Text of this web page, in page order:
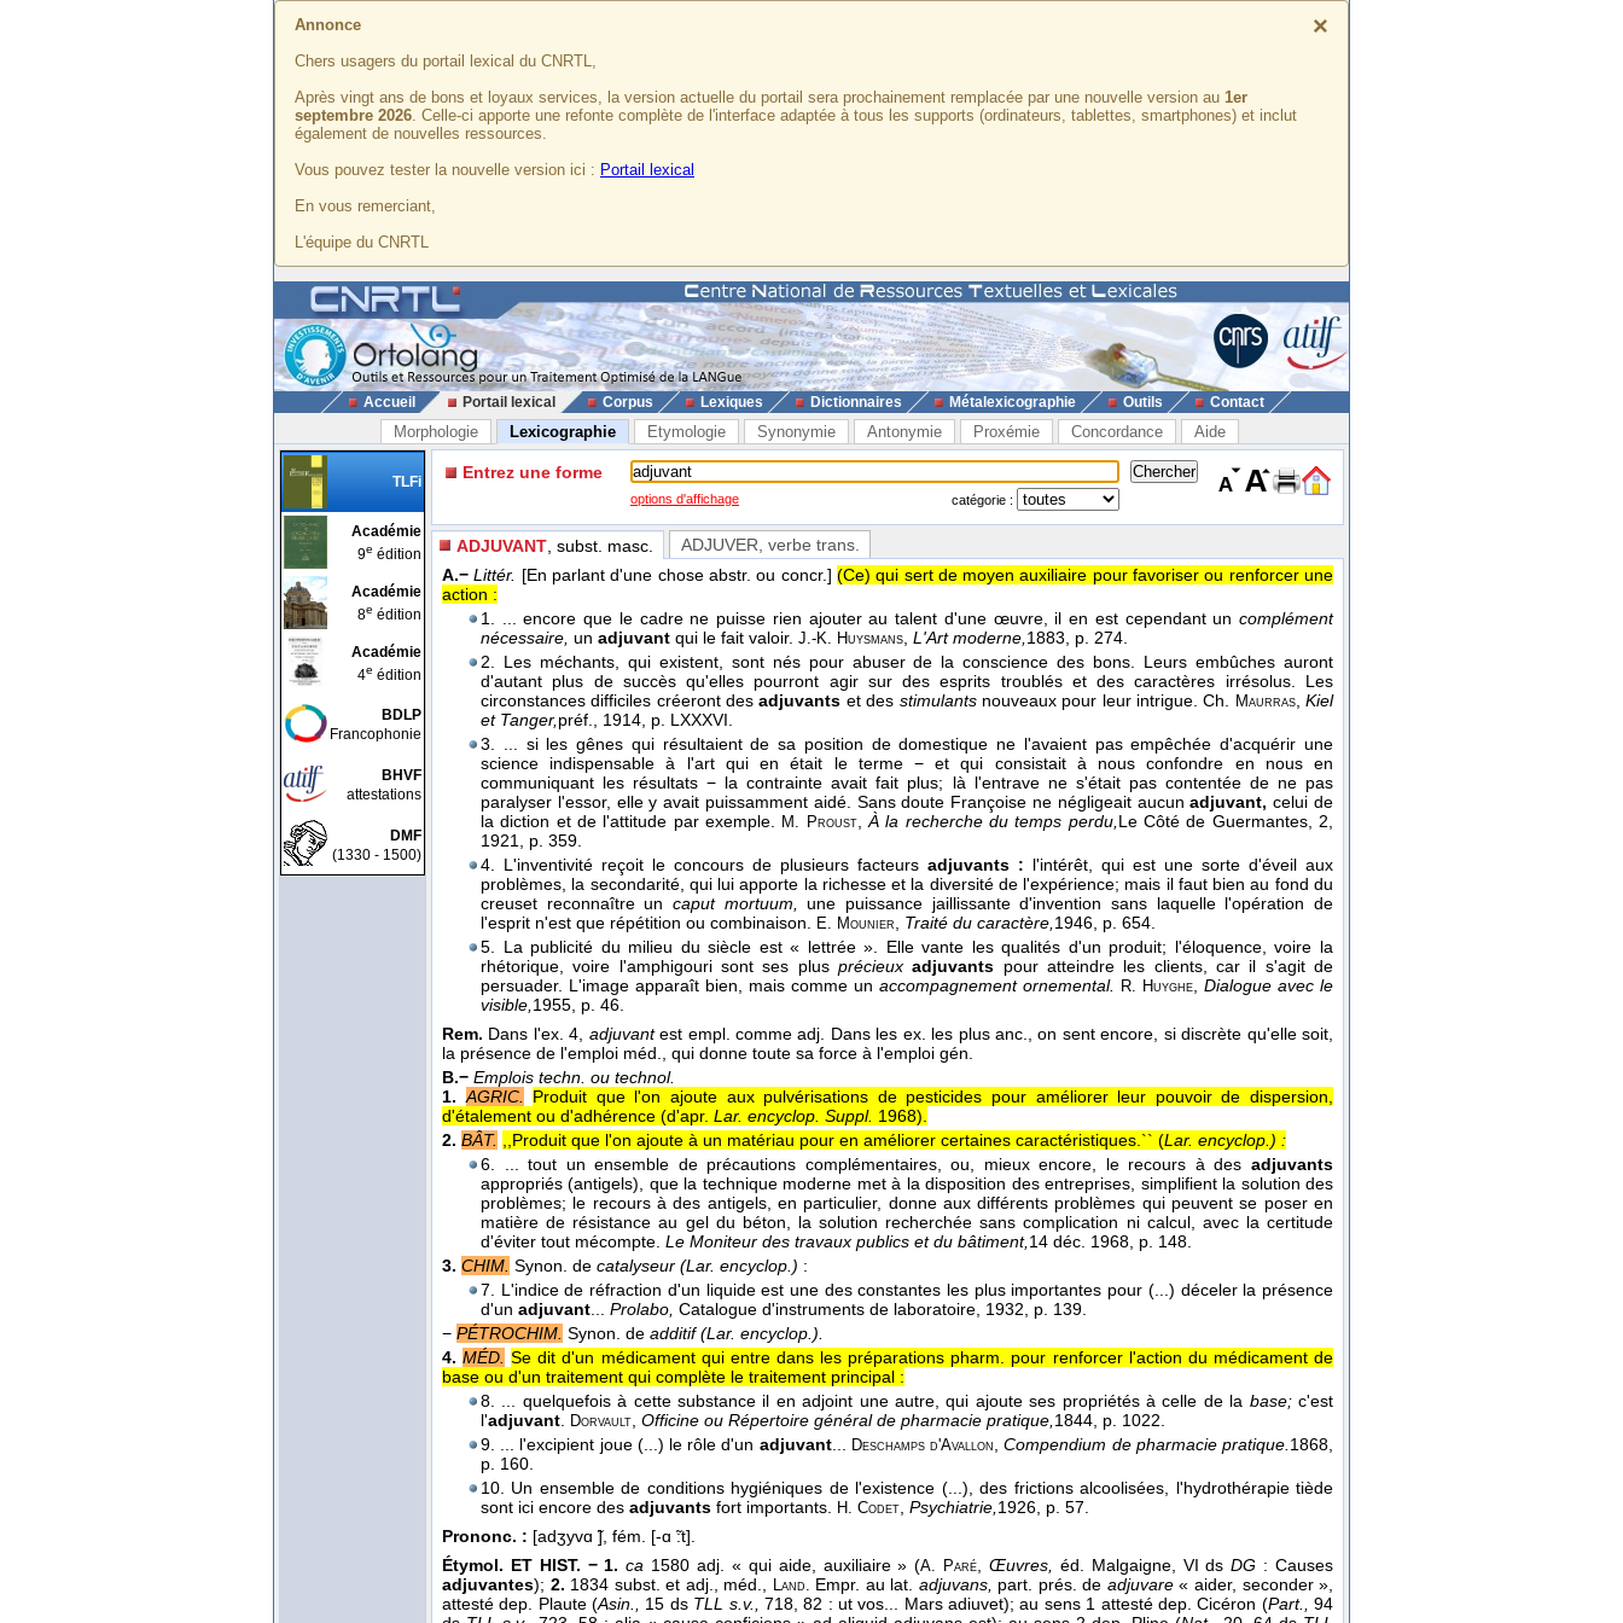
×
Annonce
Chers usagers du portail lexical du CNRTL,
Après vingt ans de bons et loyaux services, la version actuelle du portail sera prochainement remplacée par une nouvelle version au 1er
septembre 2026. Celle-ci apporte une refonte complète de l'interface adaptée à tous les supports (ordinateurs, tablettes, smartphones) et inclut
également de nouvelles ressources.
Vous pouvez tester la nouvelle version ici : Portail lexical
En vous remerciant,
L'équipe du CNRTL
Accueil Portail lexical Corpus Lexiques Dictionnaires Métalexicographie Outils Contact
Morphologie Lexicographie Etymologie Synonymie Antonymie Proxémie Concordance Aide
TLFi
Académie
9e édition
Académie
8e édition
Académie
4e édition
BDLP
Francophonie
BHVF
attestations
DMF
(1330 - 1500)
Entrez une forme
options d'affichage catégorie :
ADJUVANT , subst. masc. ADJUVER , verbe trans.
A.− Littér. [En parlant d'une chose abstr. ou concr.] (Ce) qui sert de moyen auxiliaire pour favoriser ou renforcer une
action :
1. ... encore que le cadre ne puisse rien ajouter au talent d'une œuvre, il en est cependant un complément
nécessaire, un adjuvant qui le fait valoir. J.-K. Huysmans, L'Art moderne,1883, p. 274.
2. Les méchants, qui existent, sont nés pour abuser de la conscience des bons. Leurs embûches auront
d'autant plus de succès qu'elles pourront agir sur des esprits troublés et des caractères irrésolus. Les
circonstances difficiles créeront desadjuvants et des stimulants nouveaux pour leur intrigue.Ch. Maurras,Kiel
et Tanger,préf., 1914, p. LXXXVI.
3. ... si les gênes qui résultaient de sa position de domestique ne l'avaient pas empêchée d'acquérir une
science indispensable à l'art qui en était le terme − et qui consistait à nous confondre en nous en
communiquant les résultats − la contrainte avait fait plus; là l'entrave ne s'était pas contentée de ne pas
paralyser l'essor, elle y avait puissamment aidé. Sans doute Françoise ne négligeait aucunadjuvant, celui de
la diction et de l'attitude par exemple. M. Proust,À la recherche du temps perdu,Le Côté de Guermantes, 2,
1921, p. 359.
4. L'inventivité reçoit le concours de plusieurs facteurs adjuvants : l'intérêt, qui est une sorte d'éveil aux
problèmes, la secondarité, qui lui apporte la richesse et la diversité de l'expérience; mais il faut bien au fond du
creuset reconnaître un caput mortuum, une puissance jaillissante d'invention sans laquelle l'opération de
l'esprit n'est que répétition ou combinaison. E. Mounier, Traité du caractère,1946, p. 654.
5. La publicité du milieu du siècle est « lettrée ». Elle vante les qualités d'un produit; l'éloquence, voire la
rhétorique, voire l'amphigouri sont ses plus précieuxadjuvants pour atteindre les clients, car il s'agit de
persuader. L'image apparaît bien, mais comme un accompagnement ornemental. R. Huyghe, Dialogue avec le
visible,1955, p. 46.
Rem. Dans l'ex. 4, adjuvantest empl. comme adj. Dans les ex. les plus anc., on sent encore, si discrète qu'elle soit,
la présence de l'emploi méd., qui donne toute sa force à l'emploi gén.
B.− Emplois techn. ou technol.
1. AGRIC.
Produit que l'on ajoute aux pulvérisations de pesticides pour améliorer leur pouvoir de dispersion,
d'étalement ou d'adhérence (d'apr. Lar. encyclop. Suppl. 1968).
2. BÂT. ,,Produit que l'on ajoute à un matériau pour en améliorer certaines caractéristiques.`` (Lar. encyclop.) :
6. ... tout un ensemble de précautions complémentaires, ou, mieux encore, le recours à des adjuvants
appropriés (antigels), que la technique moderne met à la disposition des entreprises, simplifient la solution des
problèmes; le recours à des antigels, en particulier, donne aux différents problèmes qui peuvent se poser en
matière de résistance au gel du béton, la solution recherchée sans complication ni calcul, avec la certitude
d'éviter tout mécompte. Le Moniteur des travaux publics et du bâtiment,14 déc. 1968, p. 148.
3. CHIM. Synon. de catalyseur (Lar. encyclop.) :
7. L'indice de réfraction d'un liquide est une des constantes les plus importantes pour (...) déceler la présence
d'un adjuvant... Prolabo, Catalogue d'instruments de laboratoire, 1932, p. 139.
− PÉTROCHIM. Synon. de additif (Lar. encyclop.).
4. MÉD. Se dit d'un médicament qui entre dans les préparations pharm. pour renforcer l'action du médicament de
base ou d'un traitement qui complète le traitement principal :
8. ... quelquefois à cette substance il en adjoint une autre, qui ajoute ses propriétés à celle de la base;c'est
l'adjuvant. Dorvault, Officine ou Répertoire général de pharmacie pratique,1844, p. 1022.
9. ... l'excipient joue (...) le rôle d'un adjuvant... Deschamps d'Avallon,Compendium de pharmacie pratique.1868,
p. 160.
10. Un ensemble de conditions hygiéniques de l'existence (...), des frictions alcoolisées, l'hydrothérapie tiède
sont ici encore des adjuvants fort importants. H. Codet, Psychiatrie,1926, p. 57.
Prononc. : [adʒyvɑ ̃], fém. [-ɑ ̃:t].
Étymol. ET HIST. − 1.ca 1580 adj. « qui aide, auxiliaire » (A. Paré, Œuvres, éd. Malgaigne, VI dsDG : Causes
adjuvantes); 2. 1834 subst. et adj., méd., Land. Empr. au lat. adjuvans, part. prés. de adjuvare« aider, seconder »,
attesté dep. Plaute (Asin., 15 ds TLL s.v., 718, 82 : ut vos... Mars adiuvet); au sens 1 attesté dep. Cicéron (Part., 94